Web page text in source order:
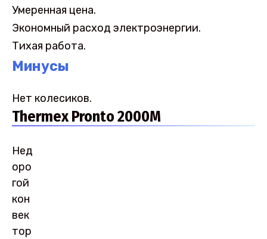
Умеренная цена.
Экономный расход электроэнергии.
Тихая работа.
Минусы
Нет колесиков.
Thermex Pronto 2000M
Нед
оро
гой
кон
век
тор